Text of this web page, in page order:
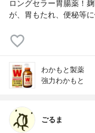
ロングセラー胃腸薬！
が、胃もたれ、便秘等
わかもと製薬
強力わかもと
ごるま